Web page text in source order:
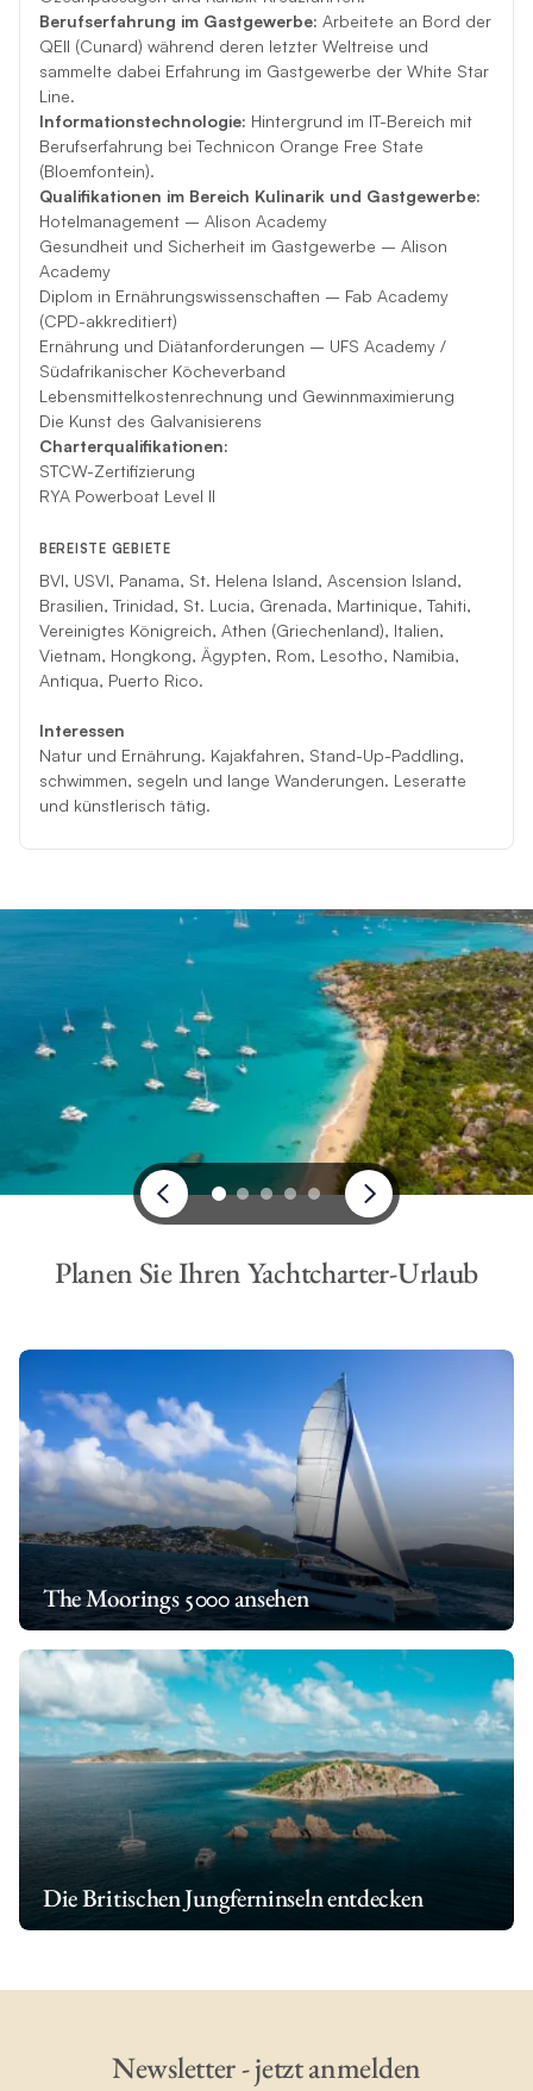
Berufserfahrung im Gastgewerbe: Arbeitete an Bord der
QEII (Cunard) während deren letzter Weltreise und
sammelte dabei Erfahrung im Gastgewerbe der White Star
Line.
Informationstechnologie: Hintergrund im IT-Bereich mit
Berufserfahrung bei Technicon Orange Free State
(Bloemfontein).
Qualifikationen im Bereich Kulinarik und Gastgewerbe:
Hotelmanagement – ​​Alison Academy
Gesundheit und Sicherheit im Gastgewerbe – Alison
Academy
Diplom in Ernährungswissenschaften – Fab Academy
(CPD-akkreditiert)
Ernährung und Diätanforderungen – UFS Academy /
Südafrikanischer Köcheverband
Lebensmittelkostenrechnung und Gewinnmaximierung
Die Kunst des Galvanisierens
Charterqualifikationen:
STCW-Zertifizierung
RYA Powerboat Level II
BEREISTE GEBIETE
BVI, USVI, Panama, St. Helena Island, Ascension Island,
Brasilien, Trinidad, St. Lucia, Grenada, Martinique, Tahiti,
Vereinigtes Königreich, Athen (Griechenland), Italien,
Vietnam, Hongkong, Ägypten, Rom, Lesotho, Namibia,
Antiqua, Puerto Rico.
Interessen
Natur und Ernährung. Kajakfahren, Stand-Up-Paddling,
schwimmen, segeln und lange Wanderungen. Leseratte
und künstlerisch tätig.
Planen Sie Ihren Yachtcharter-Urlaub
The Moorings 5000 ansehen
Die Britischen Jungferninseln entdecken
Newsletter - jetzt anmelden